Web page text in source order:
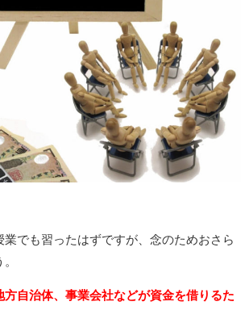
でも習ったはずですが、念のためおさら
方自治体、事業会社などが資金を借りるた